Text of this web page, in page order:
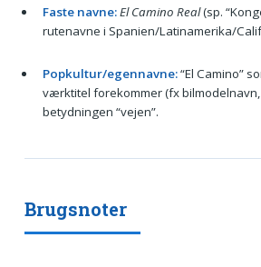
Faste navne: El Camino Real(sp.
rutenavne i Spanien/Latinamerika/
Popkultur/egennavne:“El Camino”
værktitel forekommer (fx
betydningen “vejen”.
Brugsnoter